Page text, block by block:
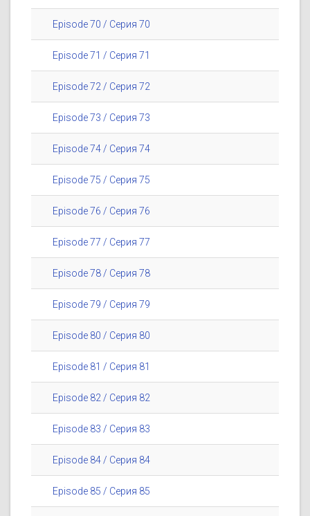
Episode 70 / Серия 70
Episode 71 / Серия 71
Episode 72 / Серия 72
Episode 73 / Серия 73
Episode 74 / Серия 74
Episode 75 / Серия 75
Episode 76 / Серия 76
Episode 77 / Серия 77
Episode 78 / Серия 78
Episode 79 / Серия 79
Episode 80 / Серия 80
Episode 81 / Серия 81
Episode 82 / Серия 82
Episode 83 / Серия 83
Episode 84 / Серия 84
Episode 85 / Серия 85